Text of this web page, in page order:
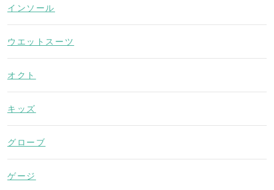
インソール
ウエットスーツ
オクト
キッズ
グローブ
ゲージ